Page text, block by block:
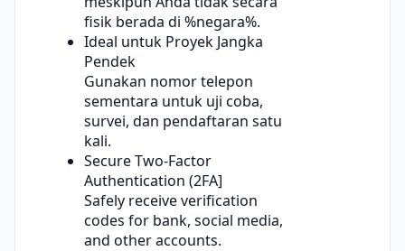
fisik berada di %negara%.
Ideal untuk Proyek Jangka
Pendek
Gunakan nomor telepon
sementara untuk uji coba,
survei, dan pendaftaran satu
kali.
Secure Two-Factor
Authentication (2FA]
Safely receive verification
codes for bank, social media,
and other accounts.